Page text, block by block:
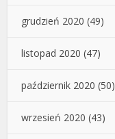
grudzień 2020 (49)
listopad 2020 (47)
październik 2020 (50)
wrzesień 2020 (43)